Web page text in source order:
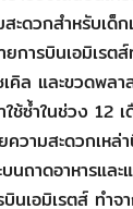
ะดวกสำหรับเด็
การบินเอมิเรต
คิล และขวดพล
ช้ซ้ำในช่วง 12
วามสะดวกเหล่
นถาดอาหารแล
นเอมิเรตส์ ทำจ